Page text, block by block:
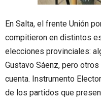
En Salta, el frente Unión
compitieron en distintos
elecciones provinciales:
Gustavo Sáenz, pero
cuenta. Instrumento
de los partidos que